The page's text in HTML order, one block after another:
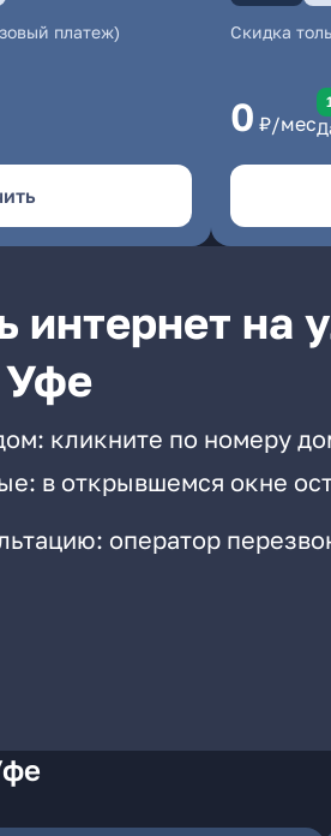
платеж) Скидка
0 ₽/мес
интернет на
Уфе
кликните по номеру
в открывшемся окне
оператор